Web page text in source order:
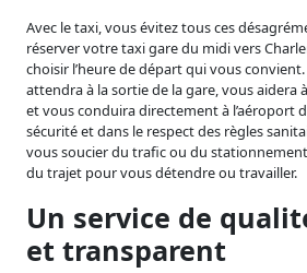
Avec le taxi, vous évitez tous ces
réserver votre taxi gare du midi vers
choisir l’heure de départ qui vous
attendra à la sortie de la gare, vous aidera
et vous conduira directement à l’aéroport
sécurité et dans le respect des règles
vous soucier du trafic ou du
du trajet pour vous détendre ou travailler.
Un service de
et transparent